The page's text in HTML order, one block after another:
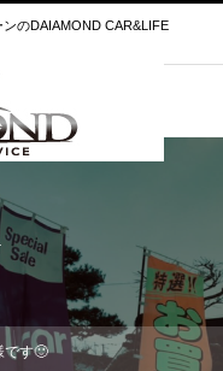
のDAIAMOND CAR&LIFE
です🙂